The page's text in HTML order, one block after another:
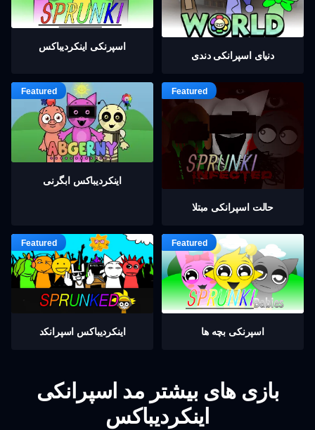
اسپرنکی اینکردیباکس
دنیای اسپرانکی دندی
اینکردیباكس ابگرنی
حالت اسپرانکی مبتلا
اینکردیباكس اسپرانکد اسپرنکی بچه ها
بازی های بیشتر مد اسپرانکی
اینکردیباکس